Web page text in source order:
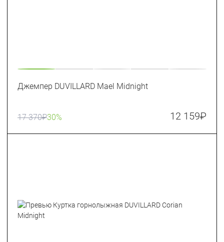
Джемпер DUVILLARD Mael Midnight
17 370₽30% 12 159₽